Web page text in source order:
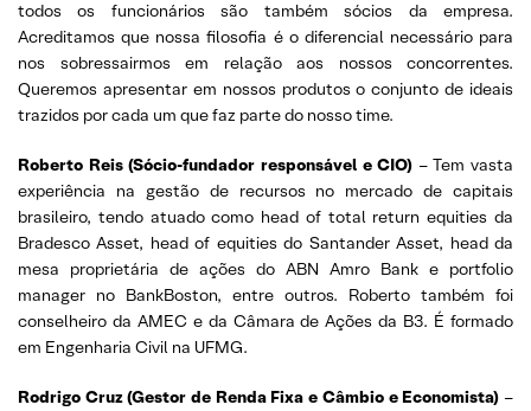
todos os funcionários são também sócios da empresa.
Acreditamos que nossa filosofia é o diferencial necessário para
nos sobressairmos em relação aos nossos concorrentes.
Queremos apresentar em nossos produtos o conjunto de ideais
trazidos por cada um que faz parte do nosso time.
Roberto Reis (Sócio-fundador responsável e CIO) – Tem vasta
experiência na gestão de recursos no mercado de capitais
brasileiro, tendo atuado como head of total return equities da
Bradesco Asset, head of equities do Santander Asset, head da
mesa proprietária de ações do ABN Amro Bank e portfolio
manager no BankBoston, entre outros. Roberto também foi
conselheiro da AMEC e da Câmara de Ações da B3. É formado
em Engenharia Civil na UFMG.
Rodrigo Cruz (Gestor de Renda Fixa e Câmbio e Economista) –